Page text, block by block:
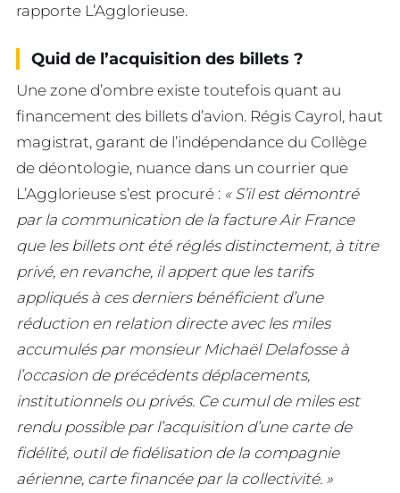
rapporte L’Agglorieuse.
Quid de l’acquisition des billets ?
Une zone d’ombre existe toutefois quant au
financement des billets d’avion. Régis Cayrol, haut
magistrat, garant de l’indépendance du Collège
de déontologie, nuance dans un courrier que
L’Agglorieuse s’est procuré : « S’il est démontré
par la communication de la facture Air France
que les billets ont été réglés distinctement, à titre
privé, en revanche, il appert que les tarifs
appliqués à ces derniers bénéficient d’une
réduction en relation directe avec les miles
accumulés par monsieur Michaël Delafosse à
l’occasion de précédents déplacements,
institutionnels ou privés. Ce cumul de miles est
rendu possible par l’acquisition d’une carte de
fidélité, outil de fidélisation de la compagnie
aérienne, carte financée par la collectivité. »